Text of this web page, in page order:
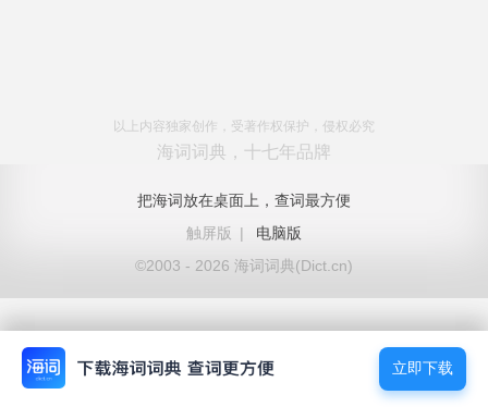
以上内容独家创作，受著作权保护，侵权必究
海词词典，十七年品牌
把海词放在桌面上，查词最方便
触屏版
|
电脑版
©2003 - 2026 海词词典(Dict.cn)
立即下载
立即下载